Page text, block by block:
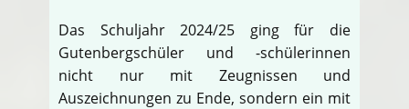
Das Schuljahr 2024/25 ging für die
Gutenbergschüler und -schülerinnen
nicht nur mit Zeugnissen und
Auszeichnungen zu Ende, sondern ein mit